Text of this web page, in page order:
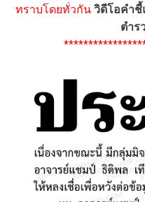
ทราบโดยทั่วกัน วิดีโอคำชี้
ตำร